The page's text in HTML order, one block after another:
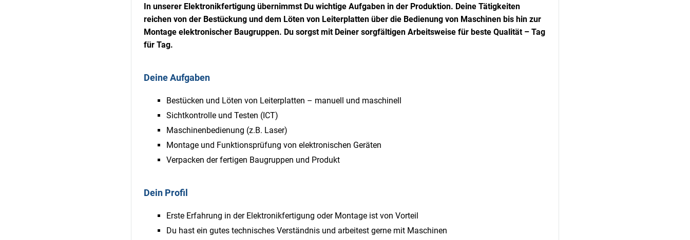
In unserer Elektronikfertigung übernimmst Du wichtige Aufgaben in der Produktion. Deine Tätigkeiten
reichen von der Bestückung und dem Löten von Leiterplatten über die Bedienung von Maschinen bis hin zur
Montage elektronischer Baugruppen. Du sorgst mit Deiner sorgfältigen Arbeitsweise für beste Qualität – Tag
für Tag.
Deine Aufgaben
Bestücken und Löten von Leiterplatten – manuell und maschinell
Sichtkontrolle und Testen (ICT)
Maschinenbedienung (z.B. Laser)
Montage und Funktionsprüfung von elektronischen Geräten
Verpacken der fertigen Baugruppen und Produkt
Dein Profil
Erste Erfahrung in der Elektronikfertigung oder Montage ist von Vorteil
Du hast ein gutes technisches Verständnis und arbeitest gerne mit Maschinen